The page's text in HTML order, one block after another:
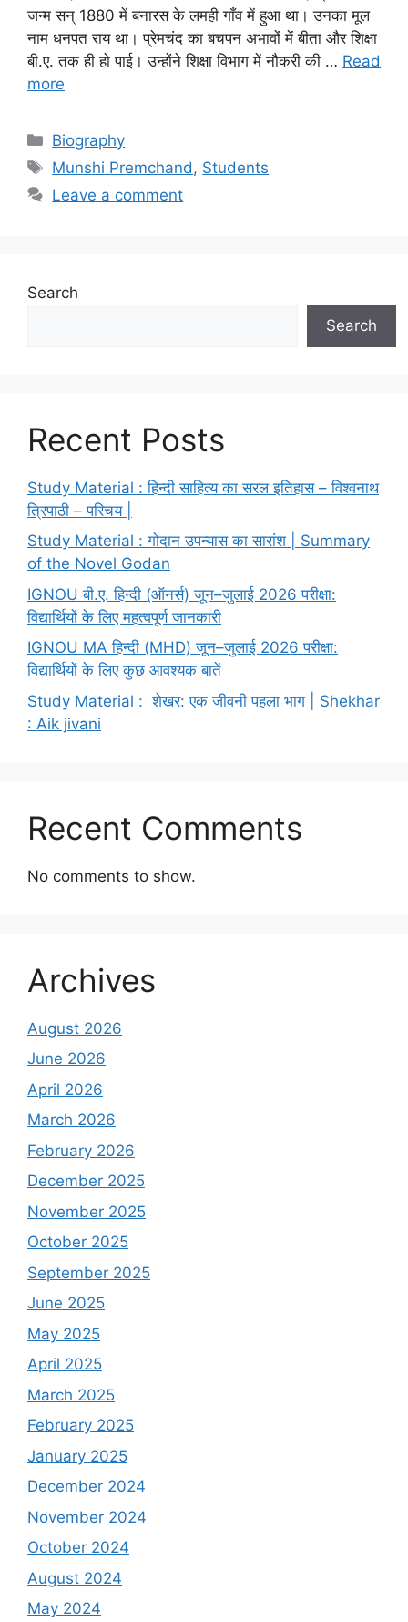
जन्म सन् 1880 में बनारस के लमही गाँव में हुआ था। उनका मूल
नाम धनपत राय था। प्रेमचंद का बचपन अभावों में बीता और शिक्षा
बी.ए. तक ही हो पाई। उन्होंने शिक्षा विभाग में नौकरी की … Read
more
Biography
Munshi Premchand , Students
Leave a comment
Search
Search
Recent Posts
Study Material : हिन्दी साहित्य का सरल इतिहास – विश्वनाथ
त्रिपाठी – परिचय |
Study Material : गोदान उपन्यास का सारांश | Summary
of the Novel Godan
IGNOU बी.ए. हिन्दी (ऑनर्स) जून–जुलाई 2026 परीक्षा:
विद्यार्थियों के लिए महत्वपूर्ण जानकारी
IGNOU MA हिन्दी (MHD) जून–जुलाई 2026 परीक्षा:
विद्यार्थियों के लिए कुछ आवश्यक बातें
Study Material : शेखर: एक जीवनी पहला भाग | Shekhar
: Aik jivani
Recent Comments
No comments to show.
Archives
August 2026
June 2026
April 2026
March 2026
February 2026
December 2025
November 2025
October 2025
September 2025
June 2025
May 2025
April 2025
March 2025
February 2025
January 2025
December 2024
November 2024
October 2024
August 2024
May 2024